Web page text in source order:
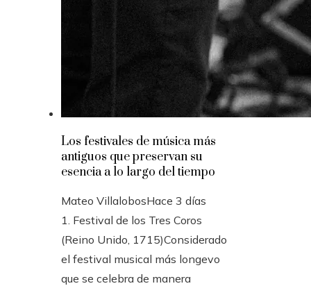
Los festivales de música más
antiguos que preservan su
esencia a lo largo del tiempo
Mateo VillalobosHace 3 días
1. Festival de los Tres Coros
(Reino Unido, 1715)Considerado
el festival musical más longevo
que se celebra de manera